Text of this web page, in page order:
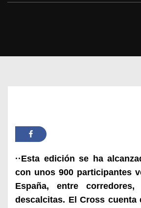
··Esta edición se ha
con unos 900 participantes
España, entre corredores,
descalcitas. El Cross cuenta